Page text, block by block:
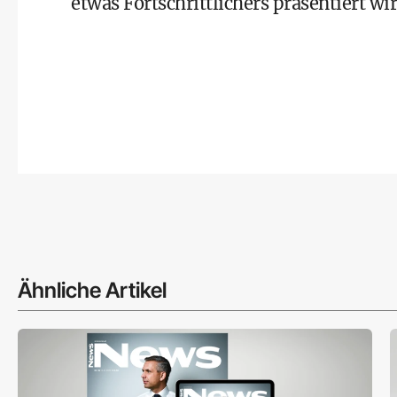
Ähnliche Artikel